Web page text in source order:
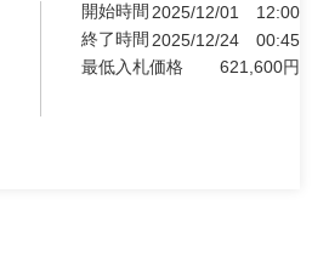
開始時間 2025/12/01
12:00
終了時間 2025/12/24
00:45
最低入札価格
621,600円